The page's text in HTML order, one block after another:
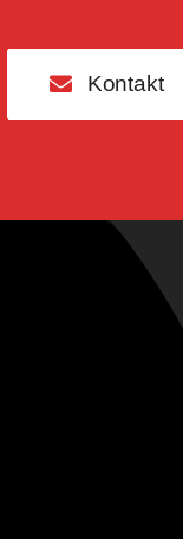
Kontakt